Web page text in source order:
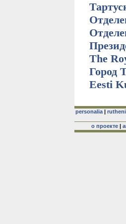
The
Город
Eesti
personalia|
о проекте|